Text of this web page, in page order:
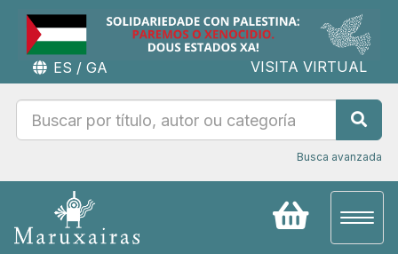
ES / GA VISITA VIRTUAL
Busca avanzada